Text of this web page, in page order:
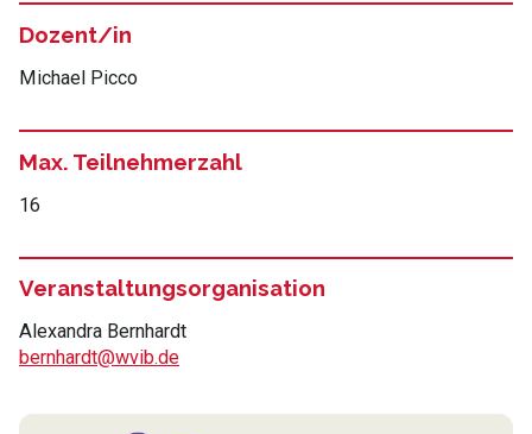
Dozent/in
Michael Picco
Max. Teilnehmerzahl
16
Veranstaltungsorganisation
Alexandra Bernhardt
bernhardt@wvib.de